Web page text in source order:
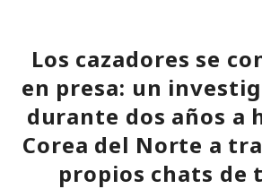
Los cazadores se
en presa: un
durante dos años a
Corea del Norte a
propios chats de